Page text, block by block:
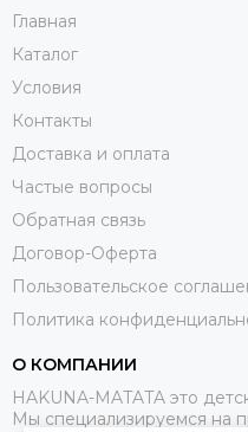
Главная
Каталог
Условия
Контакты
Доставка и оплата
Частые вопросы
Обратная связь
Договор-Оферта
Пользовательское
Политика
О КОМПАНИИ
HAKUNA-MATATA это
Мы специализируемся на